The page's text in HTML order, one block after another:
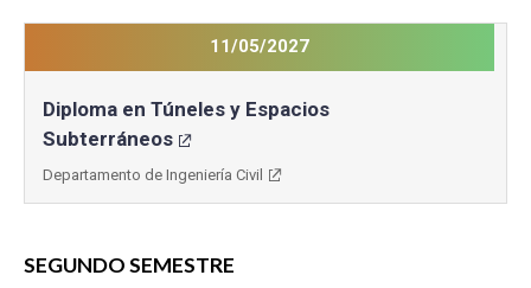
11/05/2027
Diploma en Túneles y Espacios
Subterráneos
Departamento de Ingeniería Civil
SEGUNDO SEMESTRE